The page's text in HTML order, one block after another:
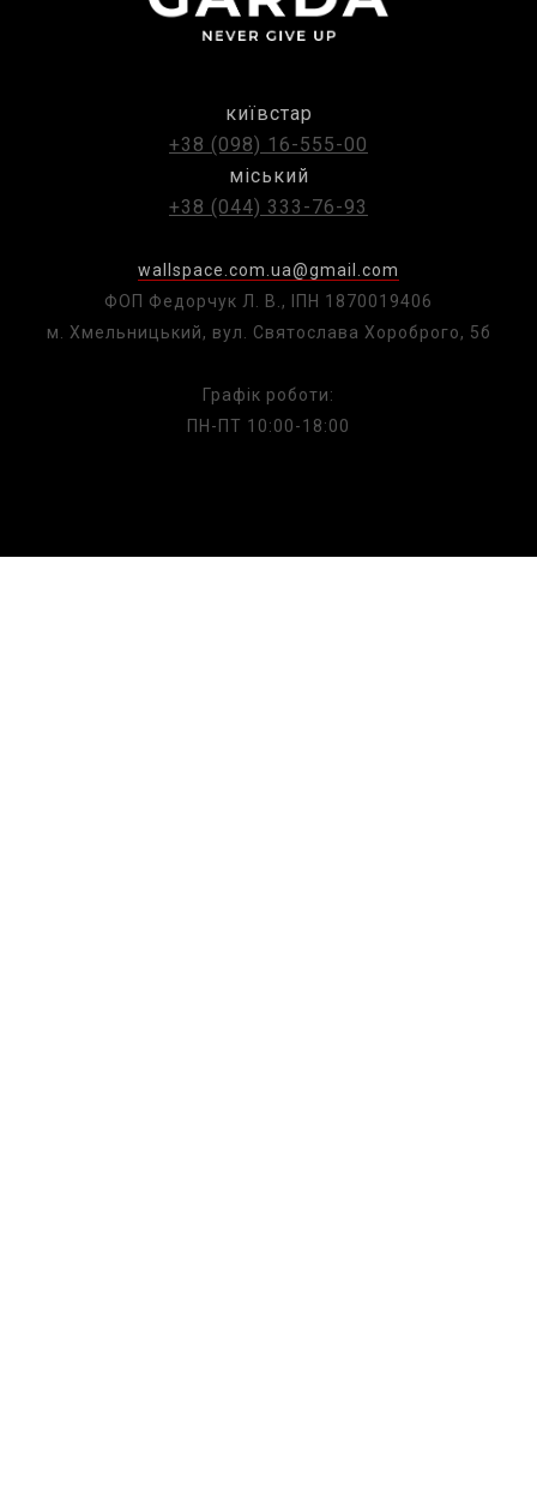
київстар
+38 (098) 16-555-00
міський
+38 (044) 333-76-93
wallspace.com.ua@gmail.com
ФОП Федорчук Л. В., ІПН 1870019406
м. Хмельницький, вул. Святослава Хороброго, 5б
Графік роботи:
ПН-ПТ 10:00-18:00